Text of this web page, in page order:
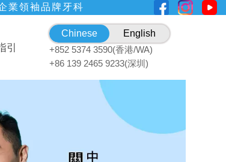
業領袖品牌牙科
引
Chinese
English
+852 5374 3590(香港/WA)
+86 139 2465 9233(深圳)